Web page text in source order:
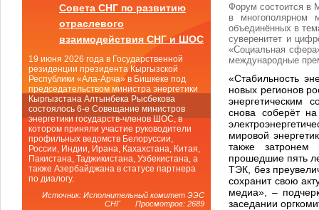
Форум состоится в
в многополярном
объединённых в
суверенитет и
«Социальная
международные
«Стабильность
новых регионов
энергетическим
снова соберёт
мировой
также затронем
прошедшие пять
ТЭК, без
сохранит свою
медиа», –
заседании
Совета СНГ по развитию
отраслевого
взаимодействия СНГ и ШОС
19 июня 2026 года в Государственной
резиденции президента Кыргызской
Республики «Ала-Арча» в Бишкеке под
председательством министра энергетики
Кыргызстана Алтынбека Рысбекова
состоялось 6-е Совещание министров
энергетики государств-членов ШОС, в
котором приняли участие руководители
профильных ведомств Белоруссии,
России, Индии, Ирана, Кахахстана, Китая,
Пакистана, Таджикистана, Узбекистана, а
также Азербайджана в статусе партнера
по диалогу.
Источник: Исполнительный комитет ЭЭС
СНГ Просмотров: 2689